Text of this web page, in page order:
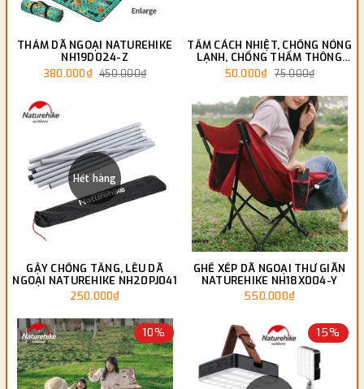
THẢM DÃ NGOẠI NATUREHIKE
NH19D024-Z
380.000₫ 450.000₫
TẤM CÁCH NHIỆT, CHỐNG NÓNG
LẠNH, CHỐNG THẤM THÔNG
MINH
50.000₫ 75.000₫
Hết hàng
GẬY CHỐNG TĂNG, LỀU DÃ
NGOẠI NATUREHIKE NH20PJ041
250.000₫
GHẾ XẾP DÃ NGOẠI THƯ GIÃN
NATUREHIKE NH18X004-Y
550.000₫
10% 15%